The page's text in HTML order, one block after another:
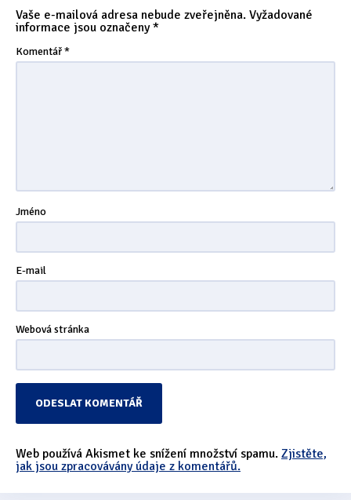
Vaše e-mailová adresa nebude zveřejněna. Vyžadované
informace jsou označeny*
Komentář*
Jméno
E-mail
Webová stránka
Web používá Akismet ke snížení množství spamu. Zjistěte,
jak jsou zpracovávány údaje z komentářů.